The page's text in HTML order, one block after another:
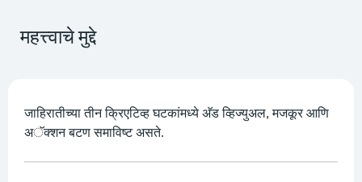
महत्त्वाचे मुद्दे
जाहिरातीच्या तीन क्रिएटिव्ह घटकांमध्ये अ‍ॅड व्हिज्युअल, मजकूर आणि
अॅक्शन बटण समाविष्ट असते.